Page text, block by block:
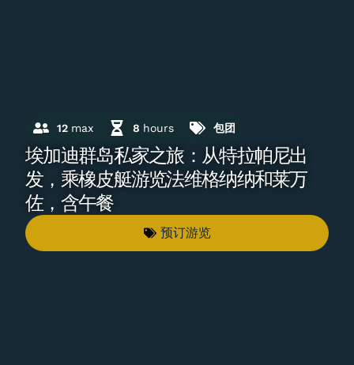
12 max 8 hours 包团
埃加迪群岛私家之旅：从特拉帕尼出
发，乘橡皮艇游览法维格纳纳和莱万
佐，含午餐
预订游览